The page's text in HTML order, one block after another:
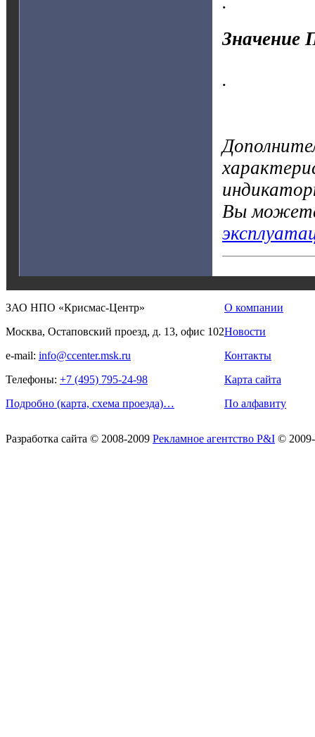
Значение
.
Вы
ЗАО НПО «Крисмас-Центр»
Москва, Остаповский проезд, д. 13, офис 102
e-mail: info@ccenter.msk.ru
Телефоны: +7 (495) 795-24-98
Подробно (карта, схема проезда)…
О компании
Новости
Контакты
Карта сайта
По алфавиту
Разработка сайта © 2008-2009 Рекламное агентство P&I ©